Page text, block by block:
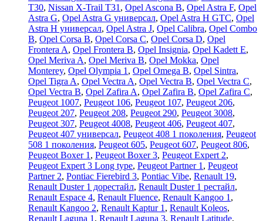
T30, Nissan X-Trail T31 , Opel Ascona B, Opel Astra F, Opel
Astra G, Opel Astra G универсал, Opel Astra H GTC, Opel
Astra H универсал, Opel Astra J, Opel Calibra, Opel Combo
B, Opel Corsa B, Opel Corsa C, Opel Corsa D, Opel
Frontera A, Opel Frontera B, Opel Insignia, Opel Kadett E,
Opel Meriva A, Opel Meriva B, Opel Mokka, Opel
Monterey, Opel Olympia 1 , Opel Omega B, Opel Sintra,
Opel Tigra A, Opel Vectra A, Opel Vectra B, Opel Vectra C,
Opel Vectra В, Opel Zafira A, Opel Zafira B, Opel Zafira C,
Peugeot 1007, Peugeot 106, Peugeot 107, Peugeot 206,
Peugeot 207, Peugeot 208, Peugeot 290, Peugeot 3008,
Peugeot 307, Peugeot 4008, Peugeot 406, Peugeot 407,
Peugeot 407 универсал, Peugeot 408 1 поколения, Peugeot
508 1 поколения, Peugeot 605, Peugeot 607, Peugeot 806,
Peugeot Boxer 1 , Peugeot Boxer 3, Peugeot Expert 2,
Peugeot Expert 3 Long type, Peugeot Partner 1 , Peugeot
Partner 2, Pontiac Fierebird 3, Pontiac Vibe, Renault 19,
Renault Duster 1 дорестайл, Renault Duster 1 рестайл,
Renault Espace 4, Renault Fluence, Renault Kangoo 1 ,
Renault Kangoo 2, Renault Kaptur 1 , Renault Koleos,
Renault Laguna 1 , Renault Laguna 3, Renault Latitude,